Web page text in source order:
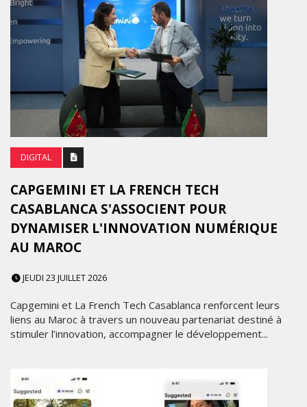
DIGITAL
CAPGEMINI ET LA FRENCH TECH
CASABLANCA S'ASSOCIENT POUR
DYNAMISER L'INNOVATION NUMÉRIQUE
AU MAROC
JEUDI 23 JUILLET 2026
Capgemini et La French Tech Casablanca renforcent leurs
liens au Maroc à travers un nouveau partenariat destiné à
stimuler l’innovation, accompagner le développement...